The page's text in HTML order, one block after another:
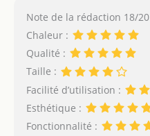
Note de la rédaction 18/20
Chaleur :
Qualité :
Taille :
Facilité d’utilisation :
Esthétique :
Fonctionnalité :